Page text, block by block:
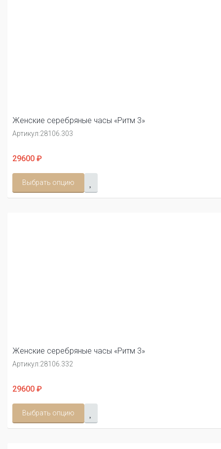
Женские серебряные часы «Ритм 3»
Артикул:28106.303
29600 ₽
Выбрать опцию
Женские серебряные часы «Ритм 3»
Артикул:28106.332
29600 ₽
Выбрать опцию